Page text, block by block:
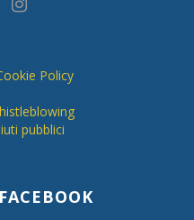
Policy
pubblici